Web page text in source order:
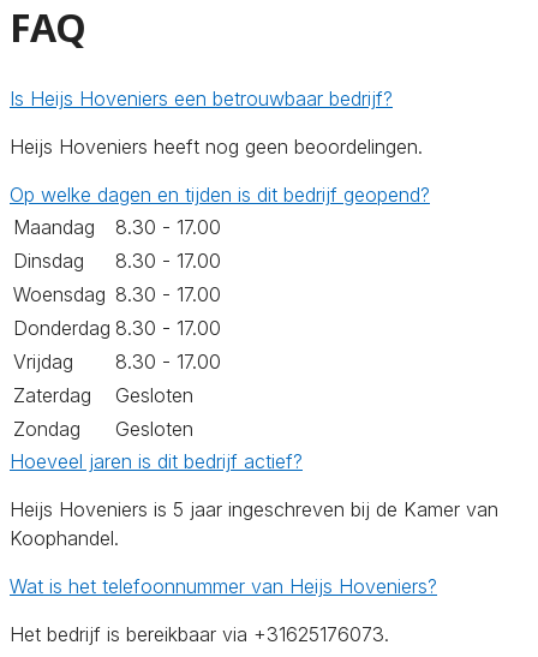
FAQ
Is Heijs Hoveniers een betrouwbaar bedrijf?
Heijs Hoveniers heeft nog geen beoordelingen.
Op welke dagen en tijden is dit bedrijf geopend?
Maandag
8.30 - 17.00
Dinsdag
8.30 - 17.00
Woensdag 8.30 - 17.00
Donderdag 8.30 - 17.00
Vrijdag
8.30 - 17.00
Zaterdag
Gesloten
Zondag
Gesloten
Hoeveel jaren is dit bedrijf actief?
Heijs Hoveniers is 5 jaar ingeschreven bij de Kamer van
Koophandel.
Wat is het telefoonnummer van Heijs Hoveniers?
Het bedrijf is bereikbaar via +31625176073.